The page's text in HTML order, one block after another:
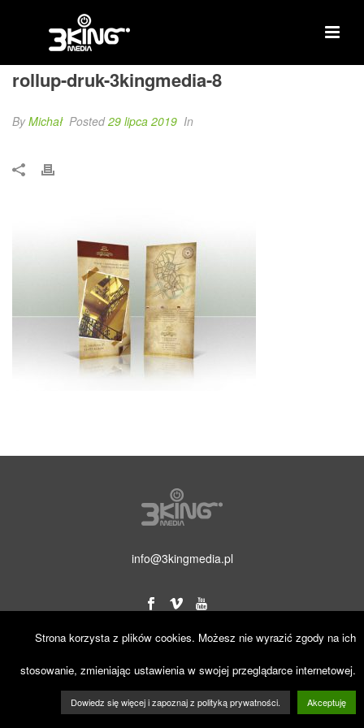
rollup-druk-3kingmedia-8
ByMichał Posted29 lipca 2019 In
info@3kingmedia.pl
Strona korzysta z plików cookies. Możesz nie wyrazić zgody na ich
stosowanie, zmieniając ustawienia w swojej przeglądarce internetowej.
Dowiedz się więcej i zapoznaj z polityką prywatności. Akceptuję